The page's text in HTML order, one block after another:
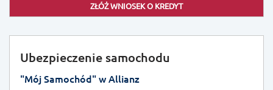
ZŁÓŻ WNIOSEK O KREDYT
Ubezpieczenie samochodu
"Mój Samochód" w Allianz